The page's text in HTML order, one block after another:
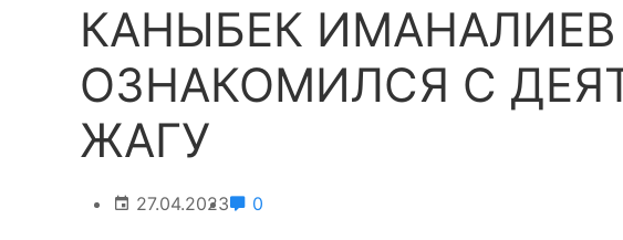
КАНЫБЕК ИМАНАЛИЕВ
ОЗНАКОМИЛСЯ С
ЖАГУ
27.04.2023 0